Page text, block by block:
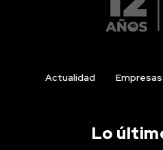
Actualidad Empresas
Lo